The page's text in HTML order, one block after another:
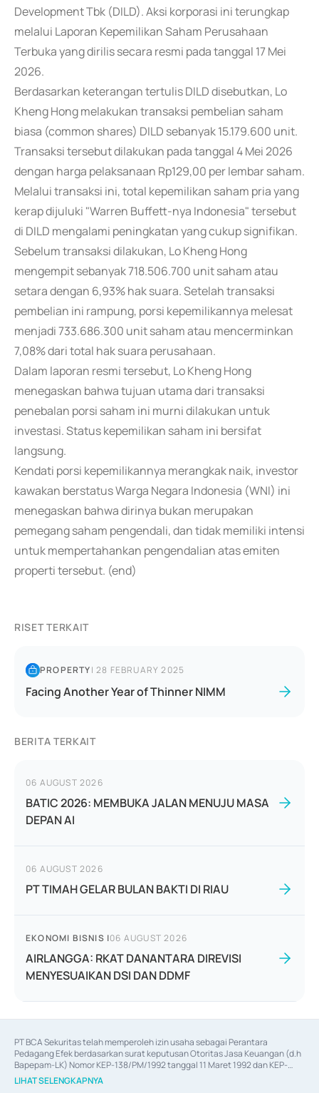
Development Tbk (DILD). Aksi korporasi ini terungkap
melalui Laporan Kepemilikan Saham Perusahaan
Terbuka yang dirilis secara resmi pada tanggal 17 Mei
2026.
Berdasarkan keterangan tertulis DILD disebutkan, Lo
Kheng Hong melakukan transaksi pembelian saham
biasa (common shares) DILD sebanyak 15.179.600 unit.
Transaksi tersebut dilakukan pada tanggal 4 Mei 2026
dengan harga pelaksanaan Rp129,00 per lembar saham.
Melalui transaksi ini, total kepemilikan saham pria yang
kerap dijuluki "Warren Buffett-nya Indonesia" tersebut
di DILD mengalami peningkatan yang cukup signifikan.
Sebelum transaksi dilakukan, Lo Kheng Hong
mengempit sebanyak 718.506.700 unit saham atau
setara dengan 6,93% hak suara. Setelah transaksi
pembelian ini rampung, porsi kepemilikannya melesat
menjadi 733.686.300 unit saham atau mencerminkan
7,08% dari total hak suara perusahaan.
Dalam laporan resmi tersebut, Lo Kheng Hong
menegaskan bahwa tujuan utama dari transaksi
penebalan porsi saham ini murni dilakukan untuk
investasi. Status kepemilikan saham ini bersifat
langsung.
Kendati porsi kepemilikannya merangkak naik, investor
kawakan berstatus Warga Negara Indonesia (WNI) ini
menegaskan bahwa dirinya bukan merupakan
pemegang saham pengendali, dan tidak memiliki intensi
untuk mempertahankan pengendalian atas emiten
properti tersebut. (end)
RISET TERKAIT
PROPERTY|28 FEBRUARY 2025
Facing Another Year of Thinner NIMM
BERITA TERKAIT
06 AUGUST 2026
BATIC 2026: MEMBUKA JALAN MENUJU MASA
DEPAN AI
06 AUGUST 2026
PT TIMAH GELAR BULAN BAKTI DI RIAU
EKONOMI BISNIS |06 AUGUST 2026
AIRLANGGA: RKAT DANANTARA DIREVISI
MENYESUAIKAN DSI DAN DDMF
PT BCA Sekuritas telah memperoleh izin usaha sebagai Perantara
Pedagang Efek berdasarkan surat keputusan Otoritas Jasa Keuangan (d.h
Bapepam-LK) Nomor KEP-138/PM/1992 tanggal 11 Maret 1992 dan KEP-
06/D.04/2014 tanggal 28 Februari 2014, izin usaha sebagai Penjamin Emisi
Efek berdasarkan surat keputusan Otoritas Jasa Keuangan Nomor KEP-
LIHAT SELENGKAPNYA